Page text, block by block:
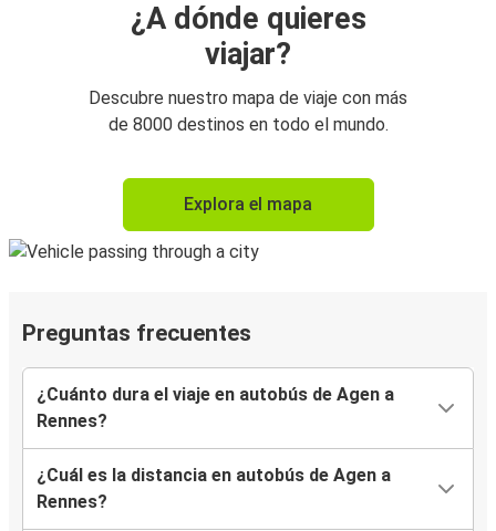
¿A dónde quieres
viajar?
Descubre nuestro mapa de viaje con más
de 8000 destinos en todo el mundo.
Explora el mapa
Preguntas frecuentes
¿Cuánto dura el viaje en autobús de Agen a
Rennes?
¿Cuál es la distancia en autobús de Agen a
Rennes?